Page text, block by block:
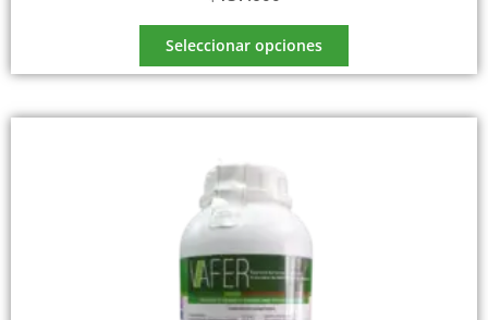
Seleccionar opciones